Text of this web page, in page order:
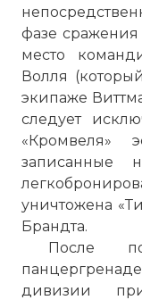
фазе сражения
место
Волля
экипаже
следует
«Кромвеля»
записанные
уничтожена
Брандта.
После
дивизии